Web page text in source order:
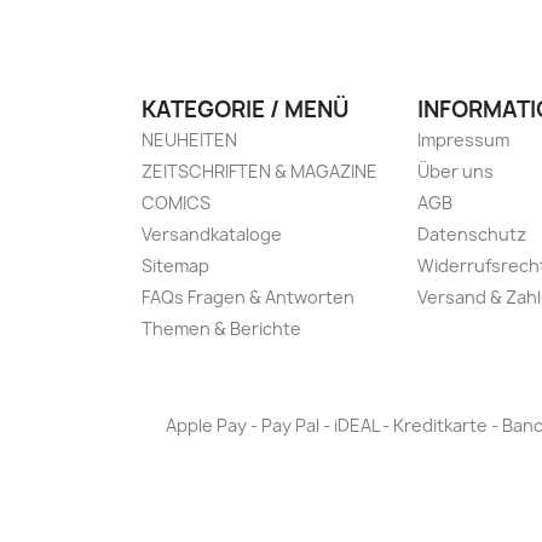
KATEGORIE / MENÜ
NEUHEITEN
ZEITSCHRIFTEN & MAGAZINE
COMICS
Versandkataloge
Sitemap
FAQs Fragen & Antworten
Themen & Berichte
Impressum
Über uns
AGB
Datenschutz
Versand &
Apple Pay - Pay Pal - iDEAL - Kreditkarte -